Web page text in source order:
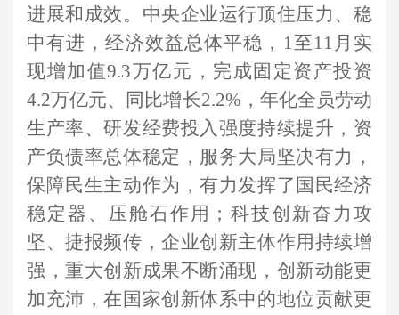
进展和成效。中央企业运行顶住压力、稳
中有进，经济效益总体平稳，1至11月实
现增加值9.3万亿元，完成固定资产投资
4.2万亿元、同比增长2.2%，年化全员劳动
生产率、研发经费投入强度持续提升，资
产负债率总体稳定，服务大局坚决有力，
保障民生主动作为，有力发挥了国民经济
稳定器、压舱石作用；科技创新奋力攻
坚、捷报频传，企业创新主体作用持续增
强，重大创新成果不断涌现，创新动能更
加充沛，在国家创新体系中的地位贡献更